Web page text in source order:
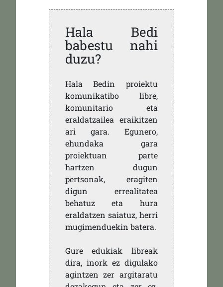
Hala Bedi
babestu nahi
duzu?
Hala Bedin proiektu
komunikatibo libre,
komunitario eta
eraldatzailea eraikitzen
ari gara. Egunero,
ehundaka gara
proiektuan parte
hartzen dugun
pertsonak, eragiten
digun errealitatea
behatuz eta hura
eraldatzen saiatuz, herri
mugimenduekin batera.
Gure edukiak libreak
dira, inork ez digulako
agintzen zer argitaratu